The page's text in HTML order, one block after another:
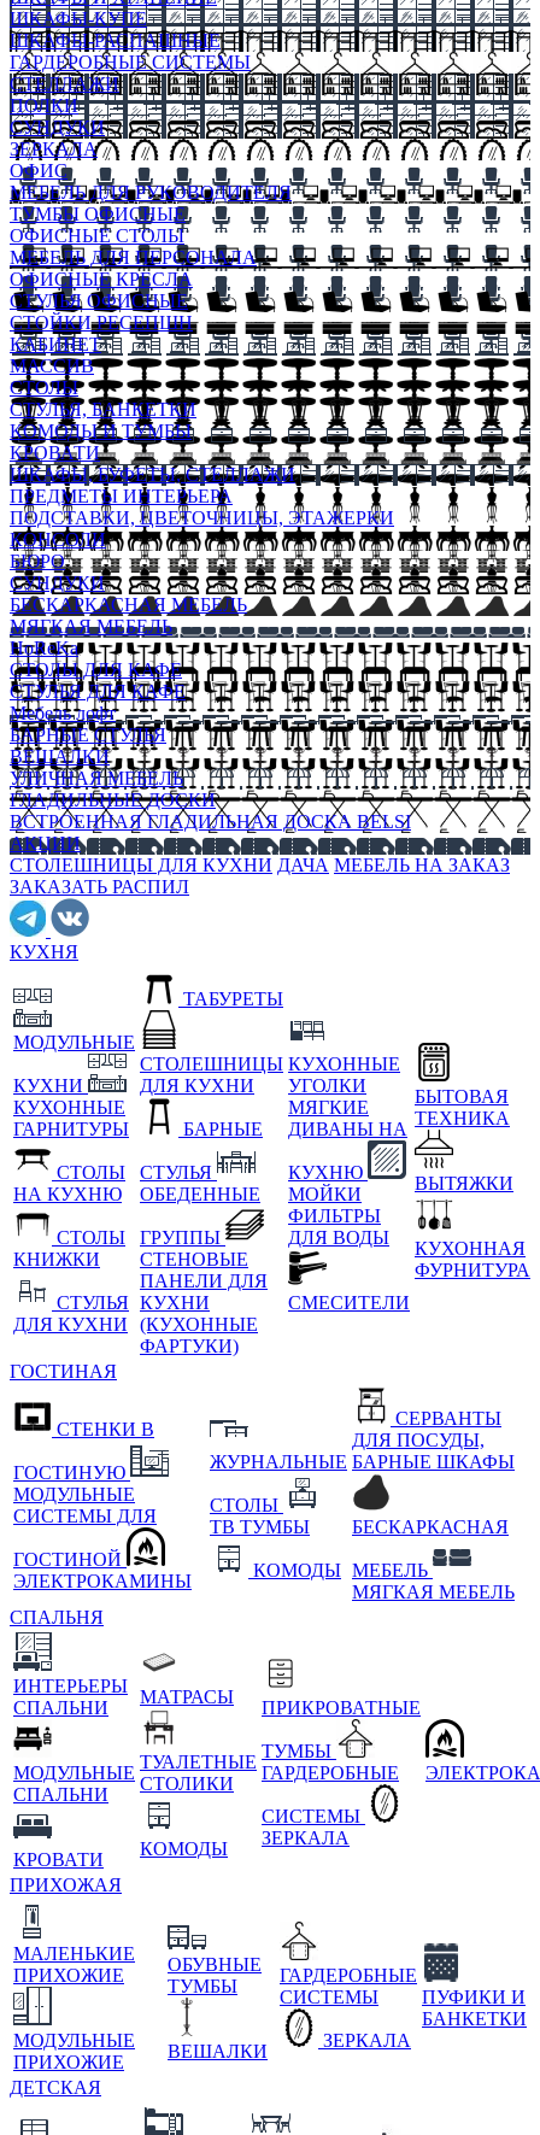
ШКАФЫ-КУПЕ
ШКАФЫ-РАСПАШНЫЕ
ГАРДЕРОБНЫЕ СИСТЕМЫ
СТЕЛЛАЖИ
ПОЛКИ
СУНДУКИ
ЗЕРКАЛА
ОФИС
МЕБЕЛЬ ДЛЯ РУКОВОДИТЕЛЯ
ТУМБЫ ОФИСНЫЕ
ОФИСНЫЕ СТОЛЫ
МЕБЕЛЬ ДЛЯ ПЕРСОНАЛА
ОФИСНЫЕ КРЕСЛА
СТУЛЬЯ ОФИСНЫЕ
СТОЙКИ РЕСЕПШН
КАБИНЕТ
МАССИВ
СТОЛЫ
СТУЛЬЯ, БАНКЕТКИ
КОМОДЫ И ТУМБЫ
КРОВАТИ
ШКАФЫ, БУФЕТЫ, СТЕЛЛАЖИ
ПРЕДМЕТЫ ИНТЕРЬЕРА
ПОДСТАВКИ, ЦВЕТОЧНИЦЫ, ЭТАЖЕРКИ
КОНСОЛИ
БЮРО
СУНДУКИ
БЕСКАРКАСНАЯ МЕБЕЛЬ
МЯГКАЯ МЕБЕЛЬ
HoReKa
СТОЛЫ ДЛЯ КАФЕ
СТУЛЬЯ ДЛЯ КАФЕ
Мебель лофт
БАРНЫЕ СТУЛЬЯ
ВЕШАЛКИ
УЛИЧНАЯ МЕБЕЛЬ
ГЛАДИЛЬНЫЕ ДОСКИ
ВСТРОЕННАЯ ГЛАДИЛЬНАЯ ДОСКА BELSI
АКЦИИ
СТОЛЕШНИЦЫ ДЛЯ КУХНИ ДАЧА МЕБЕЛЬ НА ЗАКАЗ
ЗАКАЗАТЬ РАСПИЛ
КУХНЯ
МОДУЛЬНЫЕ
КУХНИ
КУХОННЫЕ
ГАРНИТУРЫ
СТОЛЫ
НА КУХНЮ
СТОЛЫ
КНИЖКИ
СТУЛЬЯ
ДЛЯ КУХНИ
ТАБУРЕТЫ
СТОЛЕШНИЦЫ
ДЛЯ КУХНИ
БАРНЫЕ
СТУЛЬЯ
ОБЕДЕННЫЕ
ГРУППЫ
СТЕНОВЫЕ
ПАНЕЛИ ДЛЯ
КУХНИ
(КУХОННЫЕ
ФАРТУКИ)
КУХОННЫЕ
УГОЛКИ
МЯГКИЕ
ДИВАНЫ НА
КУХНЮ
МОЙКИ
ФИЛЬТРЫ
ДЛЯ ВОДЫ
СМЕСИТЕЛИ
БЫТОВАЯ
ТЕХНИКА
ВЫТЯЖКИ
КУХОННАЯ
ФУРНИТУРА
ГОСТИНАЯ
СТЕНКИ В
ГОСТИНУЮ
МОДУЛЬНЫЕ
СИСТЕМЫ ДЛЯ
ГОСТИНОЙ
ЭЛЕКТРОКАМИНЫ
ЖУРНАЛЬНЫЕ
СТОЛЫ
ТВ ТУМБЫ
КОМОДЫ
СЕРВАНТЫ
ДЛЯ ПОСУДЫ,
БАРНЫЕ ШКАФЫ
БЕСКАРКАСНАЯ
МЕБЕЛЬ
МЯГКАЯ МЕБЕЛЬ
СПАЛЬНЯ
ИНТЕРЬЕРЫ
СПАЛЬНИ
МОДУЛЬНЫЕ
СПАЛЬНИ
КРОВАТИ
МАТРАСЫ
ТУАЛЕТНЫЕ
СТОЛИКИ
КОМОДЫ
ПРИКРОВАТНЫЕ
ТУМБЫ
ГАРДЕРОБНЫЕ
СИСТЕМЫ
ЗЕРКАЛА
ПРИХОЖАЯ
МАЛЕНЬКИЕ
ПРИХОЖИЕ
МОДУЛЬНЫЕ
ПРИХОЖИЕ
ОБУВНЫЕ
ТУМБЫ
ВЕШАЛКИ
ГАРДЕРОБНЫЕ
СИСТЕМЫ
ЗЕРКАЛА
ПУФИКИ И
БАНКЕТКИ
ДЕТСКАЯ